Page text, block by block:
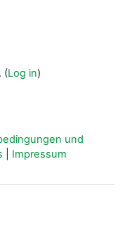
(Log in)
und
Impressum